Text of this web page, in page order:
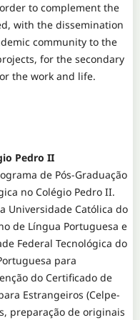
to complement the
with the dissemination
community to the
for the secondary
the work and life.
Pedro II
de Pós-Graduação
no Colégio Pedro II.
Universidade Católica do
de Língua Portuguesa e
Federal Tecnológica do
para
do Certificado de
Estrangeiros (Celpe-
preparação de originais